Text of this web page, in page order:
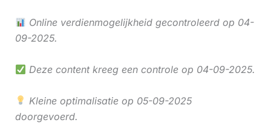
Online verdienmogelijkheid gecontroleerd op 04-
09-2025.
Deze content kreeg een controle op 04-09-2025.
Kleine optimalisatie op 05-09-2025
doorgevoerd.